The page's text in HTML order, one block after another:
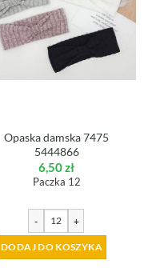
Opaska damska 7475
5444866
6,50zł
Paczka 12
- +
DODAJ DO KOSZYKA